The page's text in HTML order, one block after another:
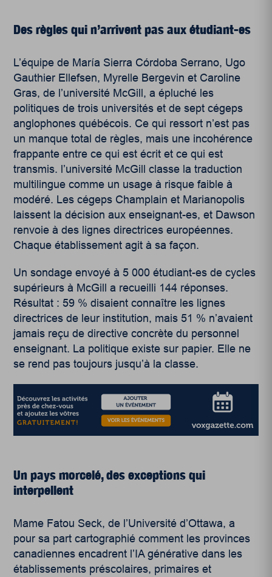
Des règles qui n’arrivent pas aux étudiant-es
L’équipe de María Sierra Córdoba Serrano, Ugo
Gauthier Ellefsen, Myrelle Bergevin et Caroline
Gras, de l’université McGill, a épluché les
politiques de trois universités et de sept cégeps
anglophones québécois. Ce qui ressort n’est pas
un manque total de règles, mais une incohérence
frappante entre ce qui est écrit et ce qui est
transmis. l’université McGill classe la traduction
multilingue comme un usage à risque faible à
modéré. Les cégeps Champlain et Marianopolis
laissent la décision aux enseignant-es, et Dawson
renvoie à des lignes directrices européennes.
Chaque établissement agit à sa façon.
Un sondage envoyé à 5 000 étudiant-es de cycles
supérieurs à McGill a recueilli 144 réponses.
Résultat : 59 % disaient connaître les lignes
directrices de leur institution, mais 51 % n’avaient
jamais reçu de directive concrète du personnel
enseignant. La politique existe sur papier. Elle ne
se rend pas toujours jusqu’à la classe.
Un pays morcelé, des exceptions qui
interpellent
Mame Fatou Seck, de l’Université d’Ottawa, a
pour sa part cartographié comment les provinces
canadiennes encadrent l’IA générative dans les
établissements préscolaires, primaires et